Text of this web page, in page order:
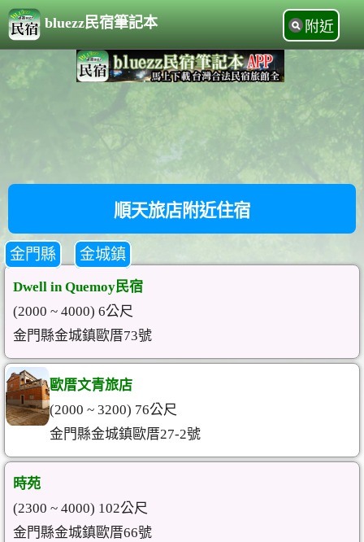
bluezz民宿筆記本 附近
順天旅店附近住宿
金門縣 金城鎮
Dwell in Quemoy民宿
(2000 ~ 4000) 6公尺
金門縣金城鎮歐厝73號
歐厝文青旅店
(2000 ~ 3200) 76公尺
金門縣金城鎮歐厝27-2號
時苑
(2300 ~ 4000) 102公尺
金門縣金城鎮歐厝66號